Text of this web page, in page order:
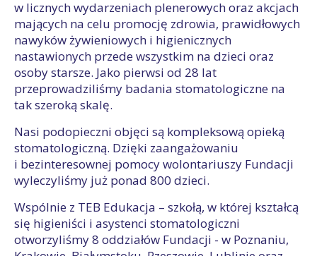
w licznych wydarzeniach plenerowych oraz akcjach
mających na celu promocję zdrowia, prawidłowych
nawyków żywieniowych i higienicznych
nastawionych przede wszystkim na dzieci oraz
osoby starsze. Jako pierwsi od 28 lat
przeprowadziliśmy badania stomatologiczne na
tak szeroką skalę.
Nasi podopieczni objęci są kompleksową opieką
stomatologiczną. Dzięki zaangażowaniu
i bezinteresownej pomocy wolontariuszy Fundacji
wyleczyliśmy już ponad 800 dzieci.
Wspólnie z TEB Edukacja – szkołą, w której kształcą
się higieniści i asystenci stomatologiczni
otworzyliśmy 8 oddziałów Fundacji - w Poznaniu,